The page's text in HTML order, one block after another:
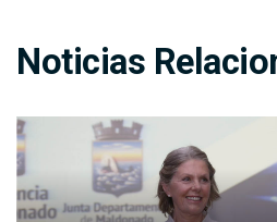
Noticias